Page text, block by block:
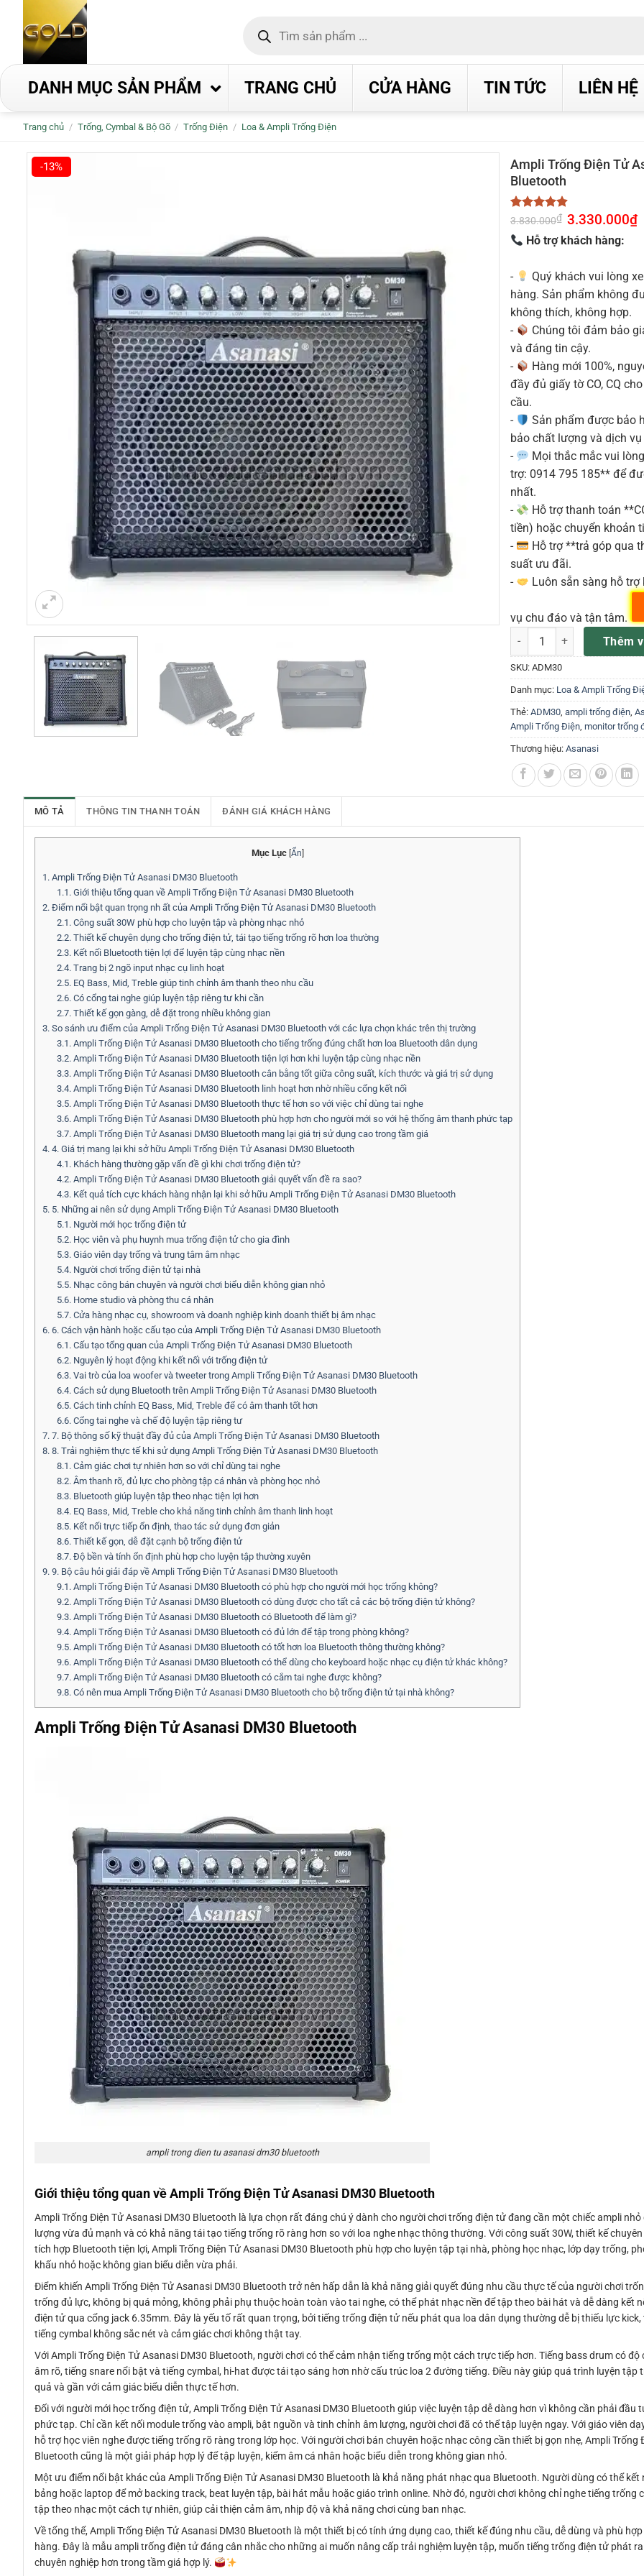
dung
kiếm
DANH MỤC SẢN PHẨM TRANG CHỦ CỬA HÀNG TIN TỨC LIÊN HỆ
Trang chủ / Trống, Cymbal & Bộ Gõ / Trống Điện / Loa & Ampli Trống Điện
-13%
Ampli Trống Điện Tử
Bluetooth
4.86trên 5
7
đánh giá
3.830.000₫ Giá
gốc
là:
3.830.000₫.
3.330.000₫
Hỗ trợ khách hàng:
-
Quý khách vui lòng
hàng. Sản phẩm không
không thích, không hợp.
-
Chúng tôi đảm bảo
và đáng tin cậy.
-
Hàng mới 100%,
đầy đủ giấy tờ CO, CQ
cầu.
-
Sản phẩm được bảo
bảo chất lượng và dịch
-
Mọi thắc mắc vui
trợ: 0914 795 185** để
nhất.
-
Hỗ trợ thanh toán
tiền) hoặc chuyển khoản
-
Hỗ trợ **trả góp qua
suất ưu đãi.
-
Luôn sẵn sàng hỗ
vụ chu đáo và tận tâm.
Ampli Trống Điện TửThêm
SKU: ADM30
Danh mục: Loa & Ampli Trống
Thẻ: ADM30, ampli trống điện,
Ampli Trống Điện, monitor trống
Thương hiệu: Asanasi
MÔ TẢ THÔNG TIN THANH TOÁN ĐÁNH GIÁ KHÁCH HÀNG
Mục Lục Ẩn
1. Ampli Trống Điện Tử Asanasi DM30 Bluetooth
1.1.Giới thiệu tổng quan về Ampli Trống Điện Tử Asanasi DM30 Bluetooth
2. Điểm nổi bật quan trọng nh ất của Ampli Trống Điện Tử Asanasi DM30 Bluetooth
2.1.Công suất 30W phù hợp cho luyện tập và phòng nhạc nhỏ
2.2.Thiết kế chuyên dụng cho trống điện tử, tái tạo tiếng trống rõ hơn loa thường
2.3.Kết nối Bluetooth tiện lợi để luyện tập cùng nhạc nền
2.4.Trang bị 2 ngõ input nhạc cụ linh hoạt
2.5.EQ Bass, Mid, Treble giúp tinh chỉnh âm thanh theo nhu cầu
2.6.Có cổng tai nghe giúp luyện tập riêng tư khi cần
2.7.Thiết kế gọn gàng, dễ đặt trong nhiều không gian
3. So sánh ưu điểm của Ampli Trống Điện Tử Asanasi DM30 Bluetooth với các lựa chọn khác trên thị trường
3.1.Ampli Trống Điện Tử Asanasi DM30 Bluetooth cho tiếng trống đúng chất hơn loa Bluetooth dân dụng
3.2.Ampli Trống Điện Tử Asanasi DM30 Bluetooth tiện lợi hơn khi luyện tập cùng nhạc nền
3.3.Ampli Trống Điện Tử Asanasi DM30 Bluetooth cân bằng tốt giữa công suất, kích thước và giá trị sử dụng
3.4.Ampli Trống Điện Tử Asanasi DM30 Bluetooth linh hoạt hơn nhờ nhiều cổng kết nối
3.5.Ampli Trống Điện Tử Asanasi DM30 Bluetooth thực tế hơn so với việc chỉ dùng tai nghe
3.6.Ampli Trống Điện Tử Asanasi DM30 Bluetooth phù hợp hơn cho người mới so với hệ thống âm thanh phức tạp
3.7.Ampli Trống Điện Tử Asanasi DM30 Bluetooth mang lại giá trị sử dụng cao trong tầm giá
4. 4. Giá trị mang lại khi sở hữu Ampli Trống Điện Tử Asanasi DM30 Bluetooth
4.1.Khách hàng thường gặp vấn đề gì khi chơi trống điện tử?
4.2.Ampli Trống Điện Tử Asanasi DM30 Bluetooth giải quyết vấn đề ra sao?
4.3.Kết quả tích cực khách hàng nhận lại khi sở hữu Ampli Trống Điện Tử Asanasi DM30 Bluetooth
5. 5. Những ai nên sử dụng Ampli Trống Điện Tử Asanasi DM30 Bluetooth
5.1.Người mới học trống điện tử
5.2.Học viên và phụ huynh mua trống điện tử cho gia đình
5.3.Giáo viên dạy trống và trung tâm âm nhạc
5.4.Người chơi trống điện tử tại nhà
5.5.Nhạc công bán chuyên và người chơi biểu diễn không gian nhỏ
5.6.Home studio và phòng thu cá nhân
5.7.Cửa hàng nhạc cụ, showroom và doanh nghiệp kinh doanh thiết bị âm nhạc
6. 6. Cách vận hành hoặc cấu tạo của Ampli Trống Điện Tử Asanasi DM30 Bluetooth
6.1.Cấu tạo tổng quan của Ampli Trống Điện Tử Asanasi DM30 Bluetooth
6.2.Nguyên lý hoạt động khi kết nối với trống điện tử
6.3.Vai trò của loa woofer và tweeter trong Ampli Trống Điện Tử Asanasi DM30 Bluetooth
6.4.Cách sử dụng Bluetooth trên Ampli Trống Điện Tử Asanasi DM30 Bluetooth
6.5.Cách tinh chỉnh EQ Bass, Mid, Treble để có âm thanh tốt hơn
6.6.Cổng tai nghe và chế độ luyện tập riêng tư
7. 7. Bộ thông số kỹ thuật đầy đủ của Ampli Trống Điện Tử Asanasi DM30 Bluetooth
8. 8. Trải nghiệm thực tế khi sử dụng Ampli Trống Điện Tử Asanasi DM30 Bluetooth
8.1.Cảm giác chơi tự nhiên hơn so với chỉ dùng tai nghe
8.2.Âm thanh rõ, đủ lực cho phòng tập cá nhân và phòng học nhỏ
8.3.Bluetooth giúp luyện tập theo nhạc tiện lợi hơn
8.4.EQ Bass, Mid, Treble cho khả năng tinh chỉnh âm thanh linh hoạt
8.5.Kết nối trực tiếp ổn định, thao tác sử dụng đơn giản
8.6.Thiết kế gọn, dễ đặt cạnh bộ trống điện tử
8.7.Độ bền và tính ổn định phù hợp cho luyện tập thường xuyên
9. 9. Bộ câu hỏi giải đáp về Ampli Trống Điện Tử Asanasi DM30 Bluetooth
9.1.Ampli Trống Điện Tử Asanasi DM30 Bluetooth có phù hợp cho người mới học trống không?
9.2.Ampli Trống Điện Tử Asanasi DM30 Bluetooth có dùng được cho tất cả các bộ trống điện tử không?
9.3.Ampli Trống Điện Tử Asanasi DM30 Bluetooth có Bluetooth để làm gì?
9.4.Ampli Trống Điện Tử Asanasi DM30 Bluetooth có đủ lớn để tập trong phòng không?
9.5.Ampli Trống Điện Tử Asanasi DM30 Bluetooth có tốt hơn loa Bluetooth thông thường không?
9.6.Ampli Trống Điện Tử Asanasi DM30 Bluetooth có thể dùng cho keyboard hoặc nhạc cụ điện tử khác không?
9.7.Ampli Trống Điện Tử Asanasi DM30 Bluetooth có cắm tai nghe được không?
9.8.Có nên mua Ampli Trống Điện Tử Asanasi DM30 Bluetooth cho bộ trống điện tử tại nhà không?
Ampli Trống Điện Tử Asanasi DM30 Bluetooth
ampli trong dien tu asanasi dm30 bluetooth
Giới thiệu tổng quan về Ampli Trống Điện Tử Asanasi DM30 Bluetooth
Ampli Trống Điện Tử Asanasi DM30 Bluetooth là lựa chọn rất đáng chú ý dành cho người chơi trống điện tử đang cần một chiếc ampli nhỏ
lượng vừa đủ mạnh và có khả năng tái tạo tiếng trống rõ ràng hơn so với loa nghe nhạc thông thường. Với công suất 30W, thiết kế
tích hợp Bluetooth tiện lợi, Ampli Trống Điện Tử Asanasi DM30 Bluetooth phù hợp cho luyện tập tại nhà, phòng học nhạc, lớp dạy trống,
khấu nhỏ hoặc không gian biểu diễn vừa phải.
Điểm khiến Ampli Trống Điện Tử Asanasi DM30 Bluetooth trở nên hấp dẫn là khả năng giải quyết đúng nhu cầu thực tế của người chơi
trống đủ lực, không bị quá mỏng, không phải phụ thuộc hoàn toàn vào tai nghe, có thể phát nhạc nền để tập theo bài hát và dễ dàng kết
điện tử qua cổng jack 6.35mm. Đây là yếu tố rất quan trọng, bởi tiếng trống điện tử nếu phát qua loa dân dụng thường dễ bị thiếu lực kick,
tiếng cymbal không sắc nét và cảm giác chơi không thật tay.
Với Ampli Trống Điện Tử Asanasi DM30 Bluetooth, người chơi có thể cảm nhận tiếng trống một cách trực tiếp hơn. Tiếng bass drum có độ
âm rõ, tiếng snare nổi bật và tiếng cymbal, hi-hat được tái tạo sáng hơn nhờ cấu trúc loa 2 đường tiếng. Điều này giúp quá trình luyện tập
quả và gần với cảm giác biểu diễn thực tế hơn.
Đối với người mới học trống điện tử, Ampli Trống Điện Tử Asanasi DM30 Bluetooth giúp việc luyện tập dễ dàng hơn vì không cần phải đầu
phức tạp. Chỉ cần kết nối module trống vào ampli, bật nguồn và tinh chỉnh âm lượng, người chơi đã có thể tập luyện ngay. Với giáo viên
hỗ trợ học viên nghe được tiếng trống rõ ràng trong lớp học. Với người chơi bán chuyên hoặc nhạc công cần thiết bị gọn nhẹ, Ampli Trống
Bluetooth cũng là một giải pháp hợp lý để tập luyện, kiểm âm cá nhân hoặc biểu diễn trong không gian nhỏ.
Một ưu điểm nổi bật khác của Ampli Trống Điện Tử Asanasi DM30 Bluetooth là khả năng phát nhạc qua Bluetooth. Người dùng có thể kết
bảng hoặc laptop để mở backing track, beat luyện tập, bài hát mẫu hoặc giáo trình online. Nhờ đó, người chơi không chỉ nghe tiếng trống
tập theo nhạc một cách tự nhiên, giúp cải thiện cảm âm, nhịp độ và khả năng chơi cùng ban nhạc.
Về tổng thể, Ampli Trống Điện Tử Asanasi DM30 Bluetooth là một thiết bị có tính ứng dụng cao, thiết kế đúng nhu cầu, dễ dùng và phù
hàng. Đây là mẫu ampli trống điện tử đáng cân nhắc cho những ai muốn nâng cấp trải nghiệm luyện tập, muốn tiếng trống điện tử phát
chuyên nghiệp hơn trong tầm giá hợp lý.